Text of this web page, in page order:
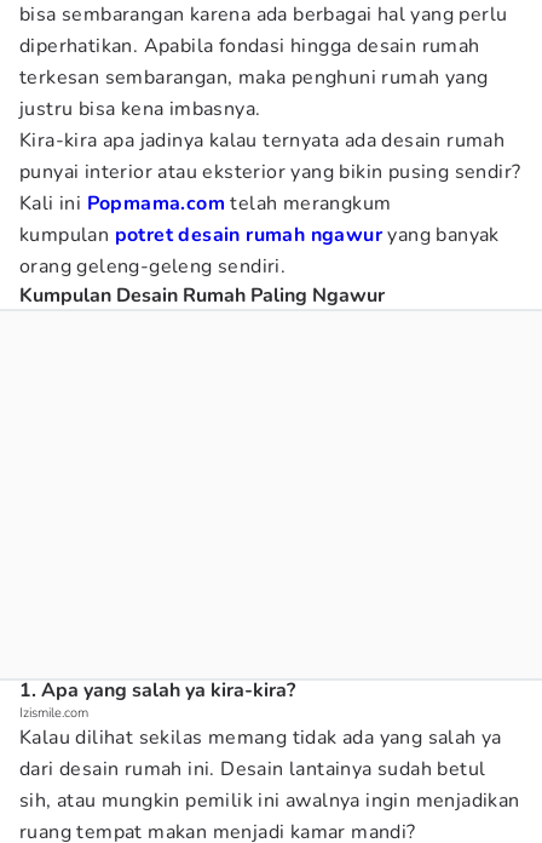
bisa sembarangan karena ada berbagai hal yang perlu
diperhatikan. Apabila fondasi hingga desain rumah
terkesan sembarangan, maka penghuni rumah yang
justru bisa kena imbasnya.
Kira-kira apa jadinya kalau ternyata ada desain rumah
punyai interior atau eksterior yang bikin pusing sendir?
Kali ini Popmama.com telah merangkum
kumpulan potret desain rumah ngawuryang banyak
orang geleng-geleng sendiri.
Kumpulan Desain Rumah Paling Ngawur
1. Apa yang salah ya kira-kira?
Izismile.com
Kalau dilihat sekilas memang tidak ada yang salah ya
dari desain rumah ini. Desain lantainya sudah betul
sih, atau mungkin pemilik ini awalnya ingin menjadikan
ruang tempat makan menjadi kamar mandi?